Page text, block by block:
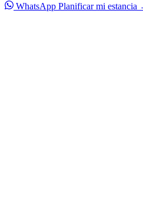
WhatsApp Planificar mi estancia